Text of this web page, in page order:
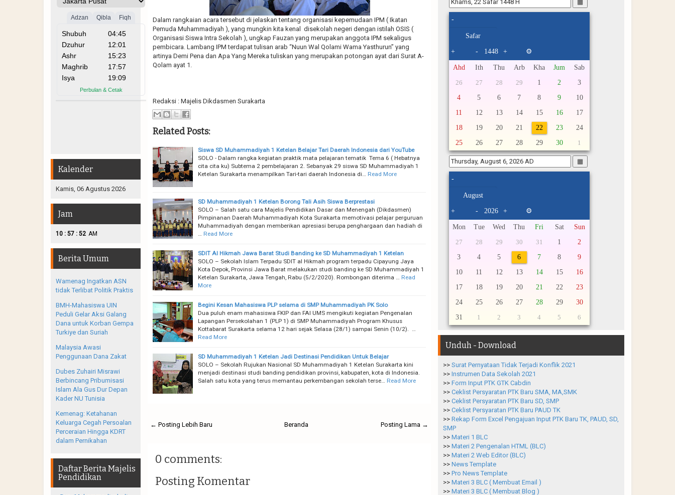
Dalam rangkaian acara tersebut di jelaskan tentang organisasi kepemudaan IPM ( Ikatan
Pemuda Muhammadiyah ), yang mungkin kita kenal disekolah negeri dengan istilah OSIS (
Organisasi Siswa Intra Sekolah ), ungkap Fauzan yang merupakan anggota IPM sekaligus
pembicara. Lambang IPM terdapat tulisan arab “Nuun Wal Qolami Wama Yasthurun” yang
artinya Demi Pena dan Apa Yang Mereka tuliskan yang merupakan potongan ayat dari Surat A-
Qolam ayat 1.
Redaksi : Majelis Dikdasmen Surakarta
Related Posts:
Siswa SD Muhammadiyah 1 Ketelan Belajar Tari Daerah Indonesia dari YouTube
SOLO - Dalam rangka kegiatan praktik mata pelajaran tematik Tema 6 ( Hebatnya
cita cita ku) Subtema 2 pembelajaran 2. Sebanyak 29 siswa SD Muhammadiyah 1
Ketelan Surakarta menampilkan Tari-tari daerah Indonesia di…
Read More
SD Muhammadiyah 1 Ketelan Borong Tali Asih Siswa Berprestasi
SOLO – Salah satu cara Majelis Pendidikan Dasar dan Menengah (Dikdasmen)
Pimpinanan Daerah Muhammadiyah Kota Surakarta memotivasi pelajar perguruan
Muhammadiyah dengan memberikan apresiasi berupa penghargaan dan hadiah di
Read More
SDIT Al Hikmah Jawa Barat Studi Banding ke SD Muhammadiyah 1 Ketelan
SOLO – Sekolah Islam Terpadu SDIT al Hikmah program terpadu Cipayung Jaya
Kota Depok, Provinsi Jawa Barat melakukan studi banding ke SD Muhammadiyah 1
Ketelan Surakarta, Jawa Tengah, Rabu (5/2/2020). Rombongan diterima …
Read
More
Begini Kesan Mahasiswa PLP selama di SMP Muhammadiyah PK Solo
Dua puluh enam mahasiswa FKIP dan FAI UMS mengikuti kegiatan Pengenalan
Lapangan Persekolahan 1 (PLP 1) di SMP Muhammadiyah Program Khusus
Kottabarat Surakarta selama 12 hari sejak Selasa (28/1) sampai Senin (10/2). …
Read More
SD Muhammadiyah 1 Ketelan Jadi Destinasi Pendidikan Untuk Belajar
SOLO – Sekolah Rujukan Nasional SD Muhammadiyah 1 Ketelan Surakarta kini
menjadi destinasi studi banding pendidikan provinsi, kabupaten, kota di Indonesia.
Salah satu kota yang terus memantau perkembangan sekolah terse…
Read More
← Posting Lebih Baru Posting Lama →
Beranda
0 comments:
Posting Komentar
Kalender
Kamis, 06 Agustus 2026
Jam
10 : 57 : 53 AM
Berita Umum
Wamenag Ingatkan ASN
tidak Terlibat Politik Praktis
BMH-Mahasiswa UIN
Peduli Gelar Aksi Galang
Dana untuk Korban Gempa
Turkiye dan Suriah
Malaysia Awasi
Penggunaan Dana Zakat
Dubes Zuhairi Misrawi
Berbincang Pribumisasi
Islam Ala Gus Dur Depan
Kader NU Tunisia
Kemenag: Ketahanan
Keluarga Cegah Persoalan
Perceraian Hingga KDRT
dalam Pernikahan
Daftar Berita Majelis
Pendidikan
▦
-
+ - + ⚙
Ahd Ith Thu Arb Kha Jum Sab
26 27 28 29 1 2
3
4
5 6 7 8 9
10
11
12 13 14 15 16
17
18
19 20 21 22 23
24
25
26 27 28 29 30 1
▦
-
+ - + ⚙
Mon Tue Wed Thu Fri Sat Sun
27 28 29 30 31 1
2
3
4 5 6 7 8
9
10
11 12 13 14 15
16
17
18 19 20 21 22
23
24
25 26 27 28 29
30
31
1 2 3 4 5 6
Unduh - Download
>> Surat Pernyataan Tidak Terjadi Konflik 2021
>> Instrumen Data Sekolah 2021
>> Form Input PTK GTK Cabdin
>> Ceklist Persyaratan PTK Baru SMA, MA,SMK
>> Ceklist Persyaratan PTK Baru SD, SMP
>> Ceklist Persyaratan PTK Baru PAUD TK
>> Rekap Form Excel Pengajuan Input PTK Baru TK, PAUD, SD,
SMP
>> Materi 1 BLC
>> Materi 2 Pengenalan HTML (BLC)
>> Materi 2 Web Editor (BLC)
>> News Template
>> Pro News Template
>> Materi 3 BLC ( Membuat Email )
>> Materi 3 BLC ( Membuat Blog )